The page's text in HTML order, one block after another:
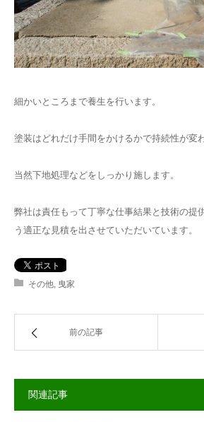
細かいところまで養生を行います。
塗装はどれだけ手間をかけるかで持続性が変
当然下地処理などをしっかり施します。
弊社は責任もって丁寧な仕事結果と技術の提
う適正な見積を出させていただいています。
その他 曳家
前の記事
関連記事